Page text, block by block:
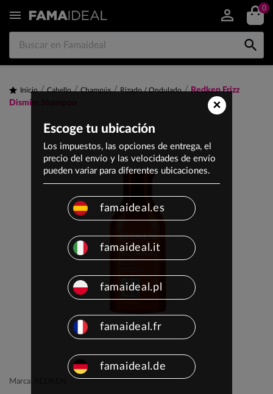
 0

Inicio Cabello Champús Rizado / Ondulado
Redken Frizz
Dismiss Shampoo
Marca: REDKEN
×
Escoge tu ubicación
Los impuestos, las opciones de entrega, el
precio del envío y las velocidades de envío
pueden variar para diferentes ubicaciones.
famaideal.es
famaideal.it
famaideal.pl
famaideal.fr
famaideal.de